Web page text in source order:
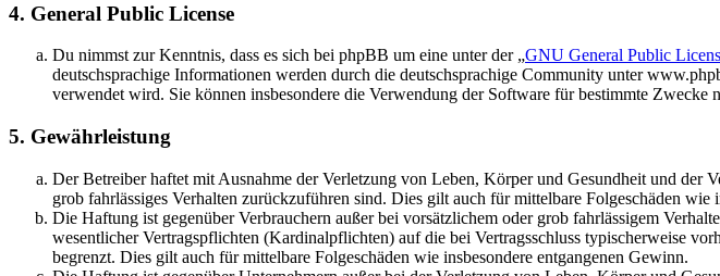
4. General Public License
Du nimmst zur Kenntnis, dass es sich bei phpBB um eine unter der „GNU General Public
deutschsprachige Informationen werden durch die deutschsprachige Community unter
verwendet wird. Sie können insbesondere die Verwendung der Software für bestimmte Zwecke
5. Gewährleistung
Der Betreiber haftet mit Ausnahme der Verletzung von Leben, Körper und Gesundheit und
grob fahrlässiges Verhalten zurückzuführen sind. Dies gilt auch für mittelbare Folgeschäden wie
Die Haftung ist gegenüber Verbrauchern außer bei vorsätzlichem oder grob fahrlässigem
wesentlicher Vertragspflichten (Kardinalpflichten) auf die bei Vertragsschluss typischerweise
begrenzt. Dies gilt auch für mittelbare Folgeschäden wie insbesondere entgangenen Gewinn.